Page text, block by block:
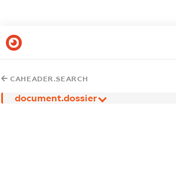
CAHEADER.SEARCH
document.dossier